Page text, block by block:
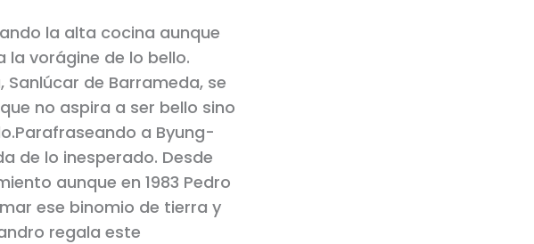
la alta cocina aunque
vorágine de lo bello.
de Barrameda, se
no aspira a ser bello sino
a Byung-
de lo inesperado. Desde
aunque en 1983 Pedro
ese binomio de tierra y
regala este